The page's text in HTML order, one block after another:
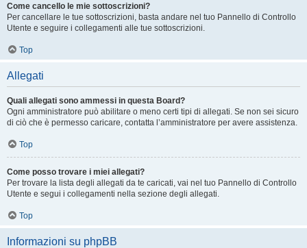
Come cancello le mie sottoscrizioni?
Per cancellare le tue sottoscrizioni, basta andare nel tuo Pannello di Controllo
Utente e seguire i collegamenti alle tue sottoscrizioni.
Top
Allegati
Quali allegati sono ammessi in questa Board?
Ogni amministratore può abilitare o meno certi tipi di allegati. Se non sei sicuro
di ciò che è permesso caricare, contatta l’amministratore per avere assistenza.
Top
Come posso trovare i miei allegati?
Per trovare la lista degli allegati da te caricati, vai nel tuo Pannello di Controllo
Utente e segui i collegamenti nella sezione degli allegati.
Top
Informazioni su phpBB